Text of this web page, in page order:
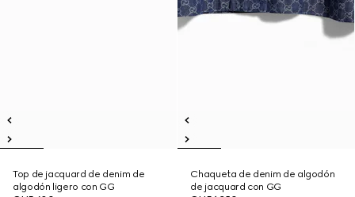
Top de jacquard de denim de
algodón ligero con GG
Chaqueta de denim de algodón
de jacquard con GG